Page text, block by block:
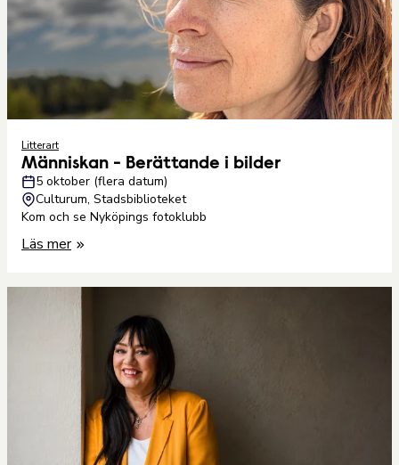
Litterart
Människan - Berättande i bilder
5 oktober (flera datum)
Culturum, Stadsbiblioteket
Kom och se Nyköpings fotoklubb
Läs mer